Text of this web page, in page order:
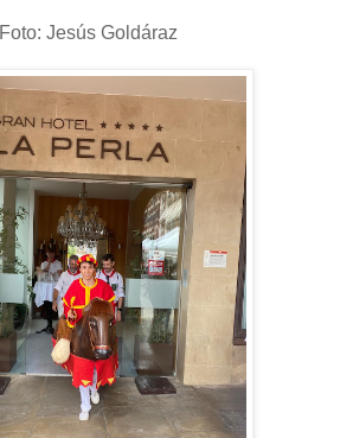
Foto: Jesús Goldáraz